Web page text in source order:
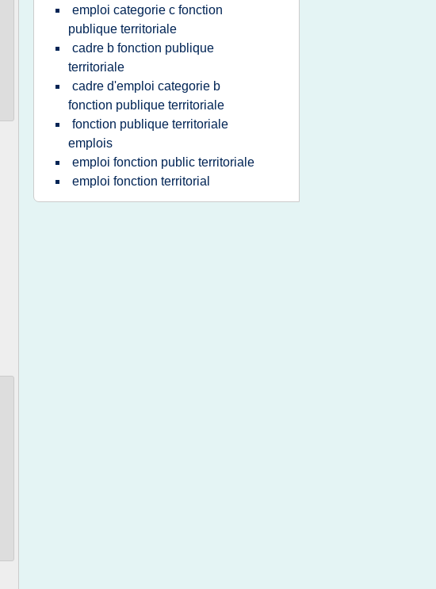
emploi categorie c fonction
publique territoriale
cadre b fonction publique
territoriale
cadre d'emploi categorie b
fonction publique territoriale
fonction publique territoriale
emplois
emploi fonction public territoriale
emploi fonction territorial